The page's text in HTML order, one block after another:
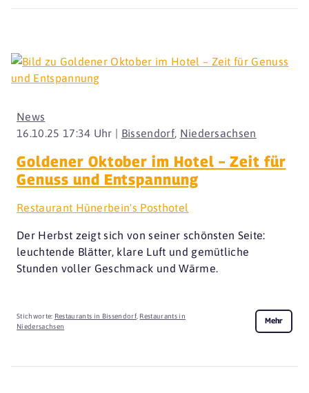
16.10.25 17:34 Uhr | Bissendorf, Niedersachsen
News
Goldener Oktober im Hotel – Zeit für
Genuss und Entspannung
Restaurant Hünerbein's Posthotel
Der Herbst zeigt sich von seiner schönsten Seite:
leuchtende Blätter, klare Luft und gemütliche
Stunden voller Geschmack und Wärme.
Stichworte: Restaurants in Bissendorf, Restaurants in
Niedersachsen
Mehr